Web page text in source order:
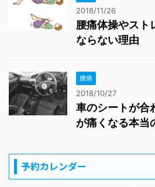
2018/11/26
腰痛体操やスト
ならない理由
腰痛
2018/10/27
車のシートが合
が痛くなる本当
予約カレンダー